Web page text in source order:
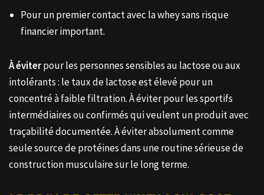
Pour un premier contact avec la whey sans risque
financier important.
À éviterpour les personnes sensibles au lactose ou aux
intolérants : le taux de lactose est élevé pour un
concentré à faible filtration. À éviter pour les sportifs
intermédiaires ou confirmés qui veulent un produit avec
traçabilité documentée. À éviter absolument comme
seule source de protéines dans une routine sérieuse de
construction musculaire sur le long terme.